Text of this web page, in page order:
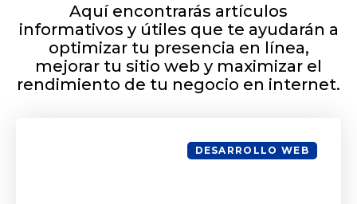
Aquí encontrarás artículos
informativos y útiles que te ayudarán a
optimizar tu presencia en línea,
mejorar tu sitio web y maximizar el
rendimiento de tu negocio en internet.
DESARROLLO WEB